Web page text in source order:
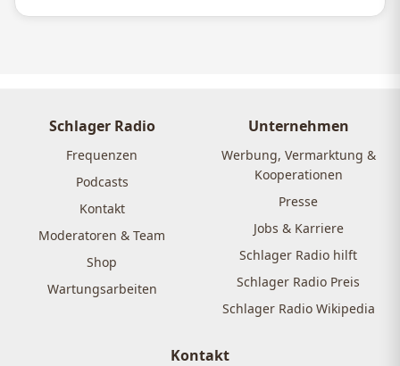
Schlager Radio
Frequenzen
Podcasts
Kontakt
Moderatoren & Team
Shop
Wartungsarbeiten
Unternehmen
Werbung, Vermarktung &
Kooperationen
Presse
Jobs & Karriere
Schlager Radio hilft
Schlager Radio Preis
Schlager Radio Wikipedia
Kontakt